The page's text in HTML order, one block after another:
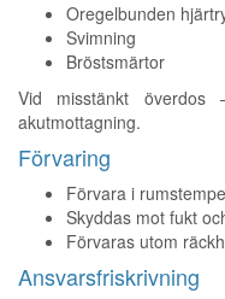
Oregelbunden
Svimning
Bröstsmärtor
Vid misstänkt överdos
akutmottagning.
Förvaring
Förvara i
Skyddas mot fukt
Förvaras utom
Ansvarsfriskrivning